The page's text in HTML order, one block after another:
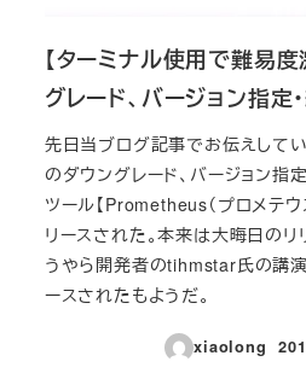
【ターミナル使用で難易
グレード、バージョン指
先日当ブログ記事でお伝えして
のダウングレード、バージョン指
ツール【Prometheus（プロメテウ
リースされた。本来は大晦日のリ
うやら開発者のtihmstar氏の講
ースされたもようだ。
xiaolong
投